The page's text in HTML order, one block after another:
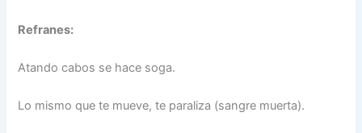
Refranes:
Atando cabos se hace soga.
Lo mismo que te mueve, te paraliza (sangre muerta).